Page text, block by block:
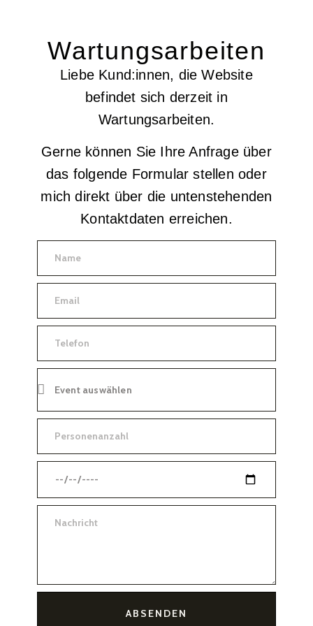
Wartungsarbeiten
Liebe Kund:innen, die Website
befindet sich derzeit in
Wartungsarbeiten.
Gerne können Sie Ihre Anfrage über
das folgende Formular stellen oder
mich direkt über die untenstehenden
Kontaktdaten erreichen.
ABSENDEN